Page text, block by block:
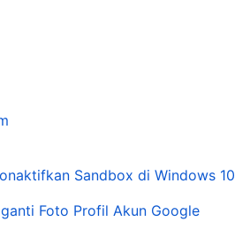
Sandbox di Windows 10
Foto Profil Akun Google